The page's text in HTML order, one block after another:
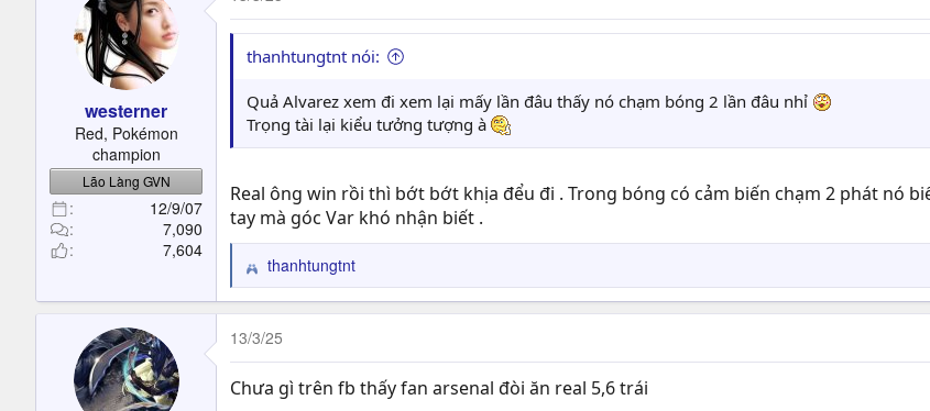
r
ử
i
westerner
Red, Pokémon
champion
Lão Làng GVN
12/9/07
7,090
7,604
thanhtungtnt nói:
Quả Alvarez xem đi xem lại mấy lần đâu thấy nó chạm bóng 2 lần đâu nhỉ
Trọng tài lại kiểu tưởng tượng à
Real ông win rồi thì bớt bớt khịa đểu đi . Trong bóng có cảm biến chạm 2 phát nó
tay mà góc Var khó nhận biết .
R
e
a
c
t
i
o
thanhtungtnt
13/3/25
Chưa gì trên fb thấy fan arsenal đòi ăn real 5,6 trái